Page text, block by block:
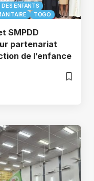
ENFANTS
TOGO
SMPDD
partenariat
de l’enfance